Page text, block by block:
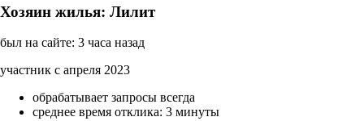
Хозяин жилья: Лилит
был на сайте: 3 часа назад
участник с апреля 2023
обрабатывает запросы всегда
среднее время отклика: 3 минуты